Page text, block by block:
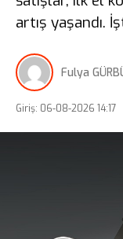
artış yaşandı.
Fulya
Giriş: 06-08-2026 14:17